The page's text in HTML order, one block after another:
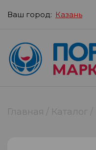
Ваш город:
Главная Каталог